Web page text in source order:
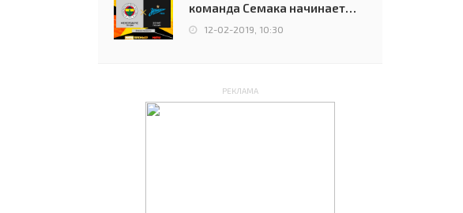
команда Семака начинает
путь в плей-офф Лиги
12-02-2019, 10:30
РЕКЛАМА